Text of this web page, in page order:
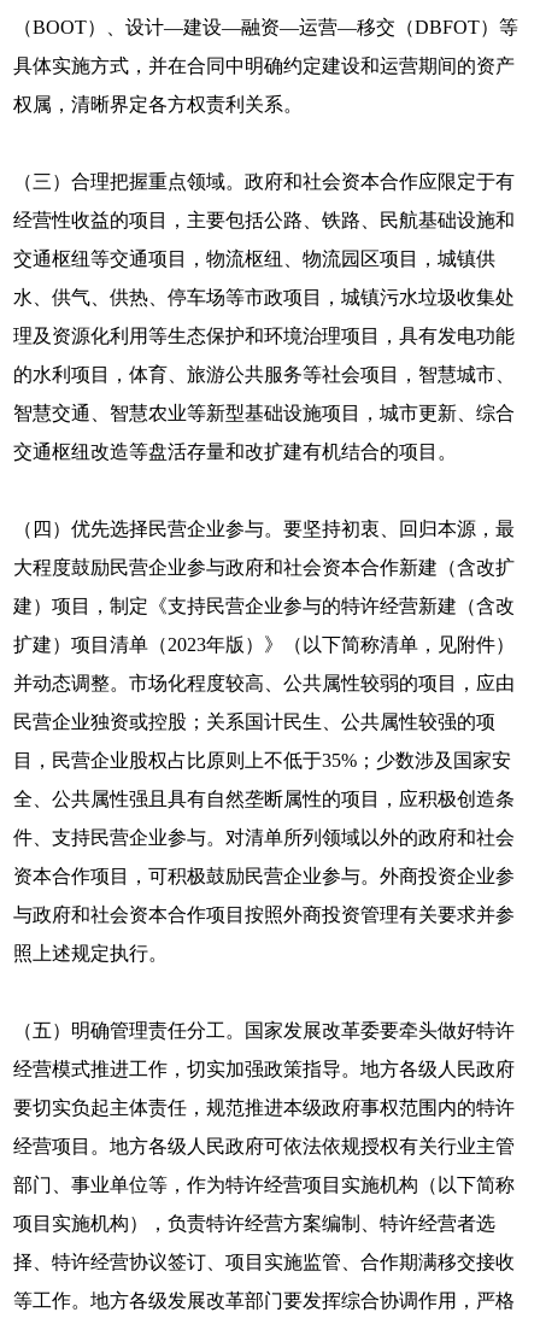
（BOOT）、设计—建设—融资—运营—移交（DBFOT）等
具体实施方式，并在合同中明确约定建设和运营期间的资产
权属，清晰界定各方权责利关系。
（三）合理把握重点领域。政府和社会资本合作应限定于有
经营性收益的项目，主要包括公路、铁路、民航基础设施和
交通枢纽等交通项目，物流枢纽、物流园区项目，城镇供
水、供气、供热、停车场等市政项目，城镇污水垃圾收集处
理及资源化利用等生态保护和环境治理项目，具有发电功能
的水利项目，体育、旅游公共服务等社会项目，智慧城市、
智慧交通、智慧农业等新型基础设施项目，城市更新、综合
交通枢纽改造等盘活存量和改扩建有机结合的项目。
（四）优先选择民营企业参与。要坚持初衷、回归本源，最
大程度鼓励民营企业参与政府和社会资本合作新建（含改扩
建）项目，制定《支持民营企业参与的特许经营新建（含改
扩建）项目清单（2023年版）》（以下简称清单，见附件）
并动态调整。市场化程度较高、公共属性较弱的项目，应由
民营企业独资或控股；关系国计民生、公共属性较强的项
目，民营企业股权占比原则上不低于35%；少数涉及国家安
全、公共属性强且具有自然垄断属性的项目，应积极创造条
件、支持民营企业参与。对清单所列领域以外的政府和社会
资本合作项目，可积极鼓励民营企业参与。外商投资企业参
与政府和社会资本合作项目按照外商投资管理有关要求并参
照上述规定执行。
（五）明确管理责任分工。国家发展改革委要牵头做好特许
经营模式推进工作，切实加强政策指导。地方各级人民政府
要切实负起主体责任，规范推进本级政府事权范围内的特许
经营项目。地方各级人民政府可依法依规授权有关行业主管
部门、事业单位等，作为特许经营项目实施机构（以下简称
项目实施机构），负责特许经营方案编制、特许经营者选
择、特许经营协议签订、项目实施监管、合作期满移交接收
等工作。地方各级发展改革部门要发挥综合协调作用，严格